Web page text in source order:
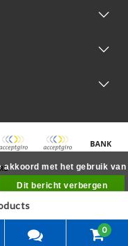
0
akkoord met het gebruik van
Dit bericht verbergen
»